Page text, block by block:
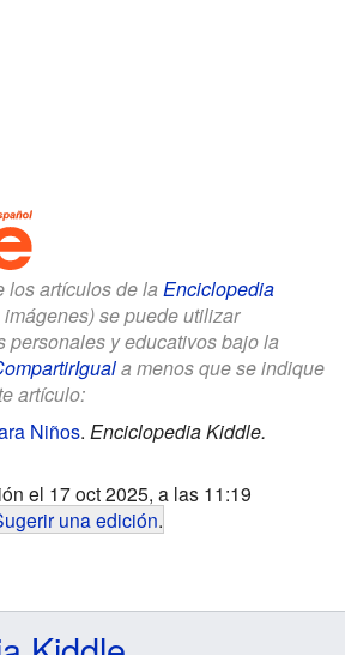
los artículos de la Enciclopedia
se puede utilizar
personales y educativos bajo la
a menos que se indique
artículo:
Niños. Enciclopedia Kiddle.
el 17 oct 2025, a las 11:19
una edición.